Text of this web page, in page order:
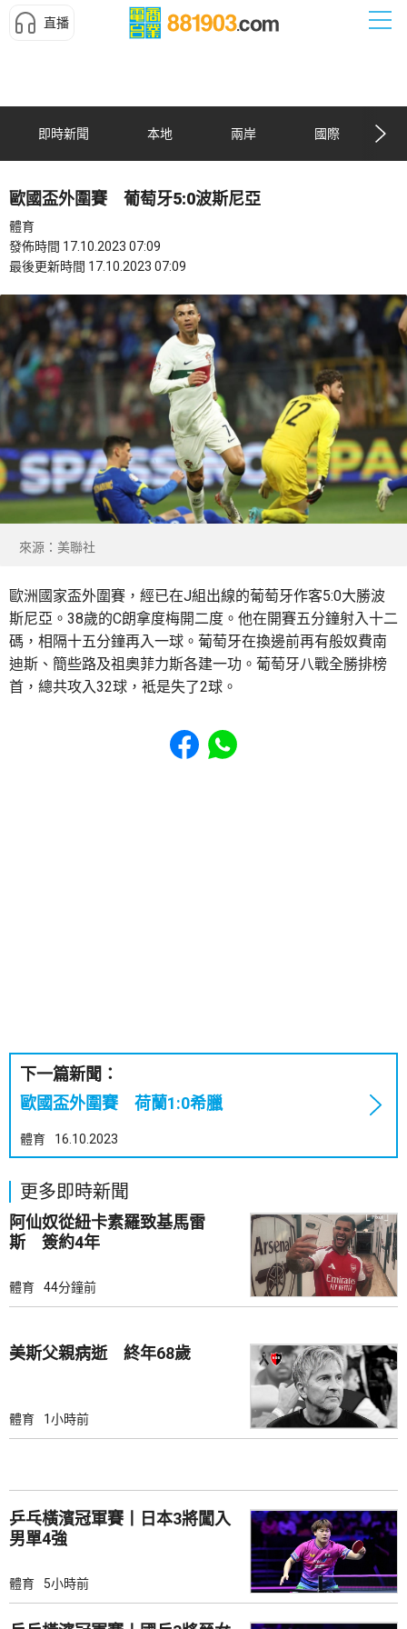
直播
即時新聞 本地 兩岸 國際
歐國盃外圍賽 葡萄牙5:0波斯尼亞
體育
發佈時間 17.10.2023 07:09
最後更新時間 17.10.2023 07:09
來源：美聯社
歐洲國家盃外圍賽，經已在J組出線的葡萄牙作客5:0大勝波
斯尼亞。38歲的C朗拿度梅開二度。他在開賽五分鐘射入十二
碼，相隔十五分鐘再入一球。葡萄牙在換邊前再有般奴費南
迪斯、簡些路及祖奧菲力斯各建一功。葡萄牙八戰全勝排榜
首，總共攻入32球，袛是失了2球。
Share to Facebook
Share to WhatsApp
下一篇新聞：
歐國盃外圍賽 荷蘭1:0希臘
體育 16.10.2023
更多即時新聞
阿仙奴從紐卡素羅致基馬雷
斯 簽約4年
體育 44分鐘前
美斯父親病逝 終年68歲
體育 1小時前
乒乓橫濱冠軍賽丨日本3將闖入
男單4強
體育 5小時前